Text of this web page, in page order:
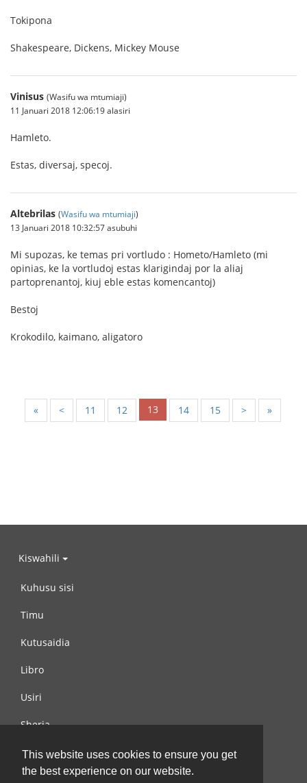
This website uses cookies to ensure you get
the best experience on our website.
Tokipona
Shakespeare, Dickens, Mickey Mouse
Vinisus (Wasifu wa mtumiaji)
11 Januari 2018 12:06:19 alasiri
Hamleto.
Estas, diversaj, specoj.
Altebrilas (Wasifu wa mtumiaji)
13 Januari 2018 10:32:57 asubuhi
Mi supozas, ke temas pri vortludo : Hometo/Hamleto (mi
opinias, ke la vortludoj estas klarigindaj por la aliaj
partoprenantoj, kiuj eble estas komencantoj)
Bestoj
Krokodilo, kaimano, aligatoro
« < 11 12 13 14 15 > »
Kiswahili
Kuhusu sisi
Timu
Kutusaidia
Libro
Usiri
Sheria
Wasiliana na si